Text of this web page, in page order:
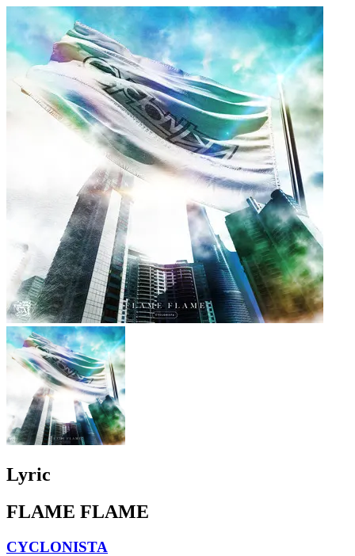
Lyric
FLAME FLAME
CYCLONISTA